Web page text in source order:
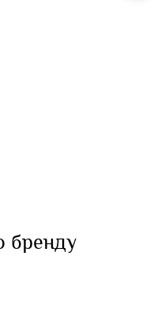
бренду